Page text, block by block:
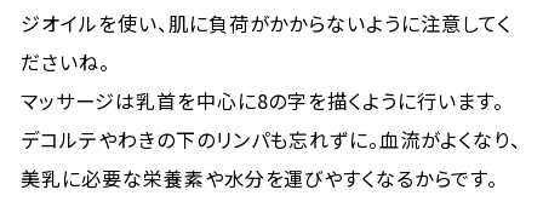
ジオイルを使い、肌に負荷がかからないように注意してく
ださいね。
マッサージは乳首を中心に8の字を描くように行います。
デコルテやわきの下のリンパも忘れずに。血流がよくなり、
美乳に必要な栄養素や水分を運びやすくなるからです。